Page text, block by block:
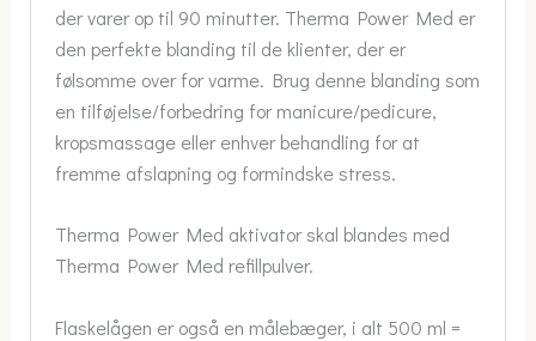
der varer op til 90 minutter. Therma Power Med er
den perfekte blanding til de klienter, der er
følsomme over for varme. Brug denne blanding som
en tilføjelse/forbedring for manicure/pedicure,
kropsmassage eller enhver behandling for at
fremme afslapning og formindske stress.
Therma Power Med aktivator skal blandes med
Therma Power Med refillpulver.
Flaskelågen er også en målebæger, i alt 500 ml =